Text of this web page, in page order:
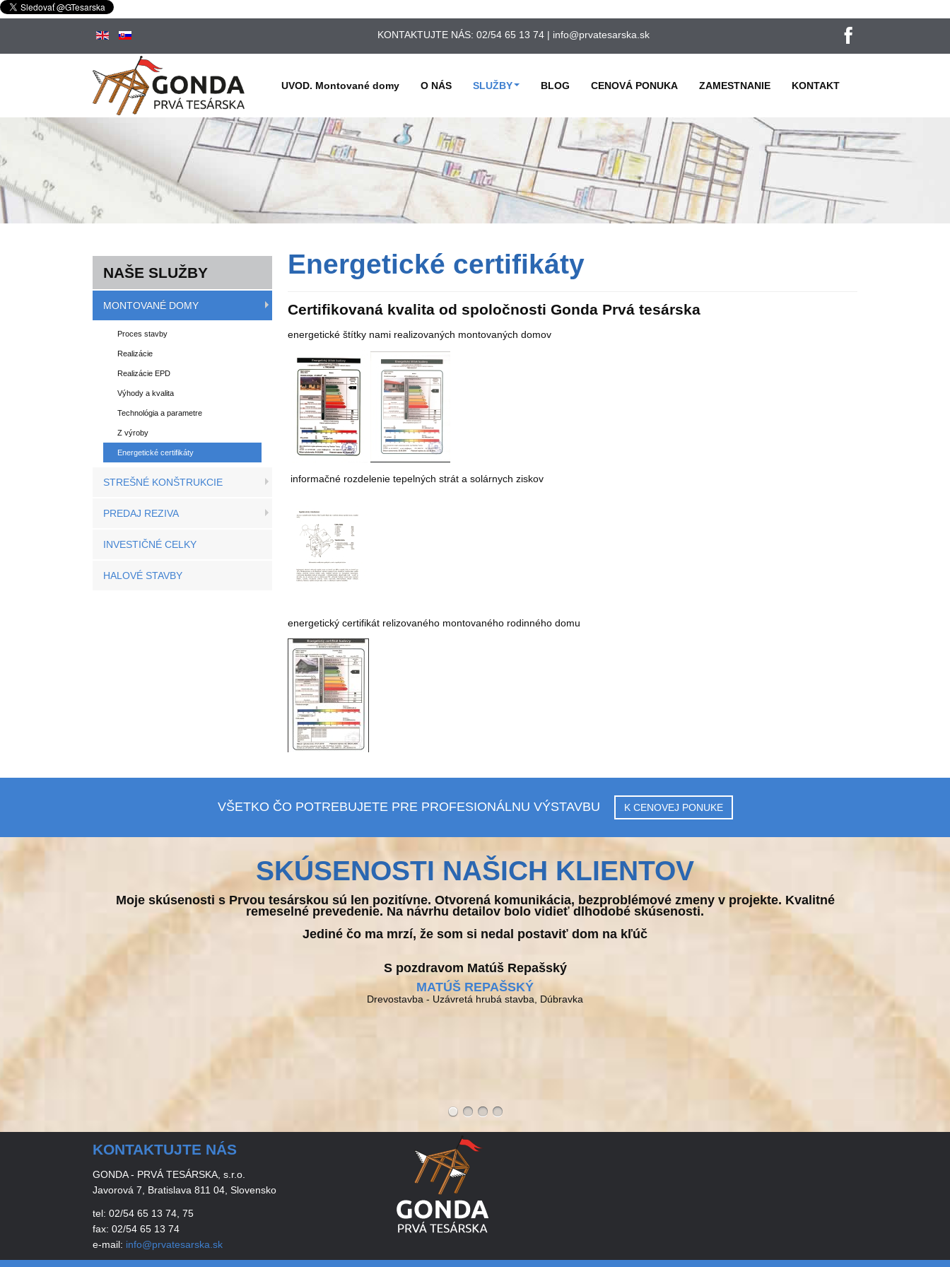
KONTAKTUJTE NÁS: 02/54 65 13 74 | info@prvatesarska.sk
UVOD. Montované domy O NÁS SLUŽBY BLOG CENOVÁ PONUKA ZAMESTNANIE KONTAKT
NAŠE SLUŽBY
MONTOVANÉ DOMY
Proces stavby
Realizácie
Realizácie EPD
Výhody a kvalita
Technológia a parametre
Z výroby
Energetické certifikáty
STREŠNÉ KONŠTRUKCIE
PREDAJ REZIVA
INVESTIČNÉ CELKY
HALOVÉ STAVBY
Energetické certifikáty
Certifikovaná kvalita od spoločnosti Gonda Prvá tesárska
energetické štítky nami realizovaných montovaných domov
informačné rozdelenie tepelných strát a solárnych ziskov
energetický certifikát relizovaného montovaného rodinného domu
VŠETKO ČO POTREBUJETE PRE PROFESIONÁLNU VÝSTAVBU K CENOVEJ PONUKE
SKÚSENOSTI NAŠICH KLIENTOV
Moje skúsenosti s Prvou tesárskou sú len pozitívne. Otvorená komunikácia, bezproblémové zmeny v projekte. Kvalitné
remeselné prevedenie. Na návrhu detailov bolo vidieť dlhodobé skúsenosti.
Jediné čo ma mrzí, že som si nedal postaviť dom na kľúč
S pozdravom Matúš Repašský
MATÚŠ REPAŠSKÝ
Drevostavba - Uzávretá hrubá stavba, Dúbravka
KONTAKTUJTE NÁS
GONDA - PRVÁ TESÁRSKA, s.r.o.
Javorová 7, Bratislava 811 04, Slovensko
tel: 02/54 65 13 74, 75
fax: 02/54 65 13 74
e-mail: info@prvatesarska.sk